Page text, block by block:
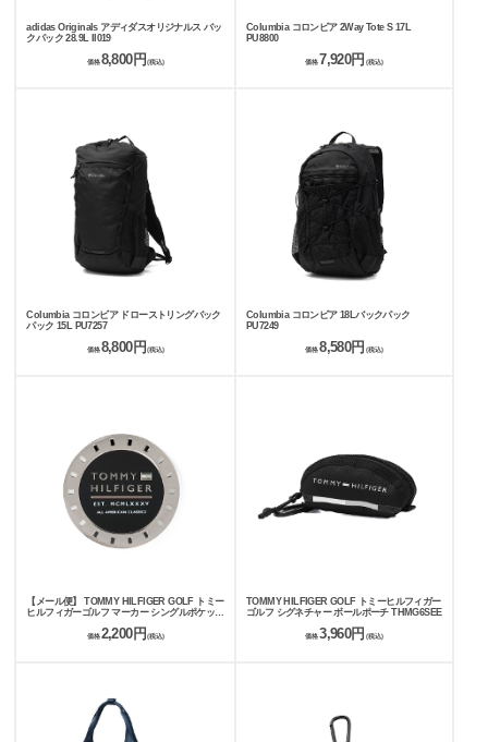
adidas Originals アディダスオリジナルス バッ
クパック 28.9L II019
価格 8,800円 (税込)
Columbia コロンビア 2Way Tote S 17L
PU8800
価格7,920円 (税込)
Columbia コロンビア ドローストリングバック
パック 15L PU7257
価格 8,800円(税込)
Columbia コロンビア 18Lバックパック
PU7249
価格8,580円 (税込)
【メール便】 TOMMY HILFIGER GOLF トミー
ヒルフィガーゴルフ マーカー シングルポケット
価格 2,200円 (税込)
TOMMY HILFIGER GOLF トミーヒルフィガー
ゴルフ シグネチャー ボールポーチ THMG6SEE
価格3,960円 (税込)